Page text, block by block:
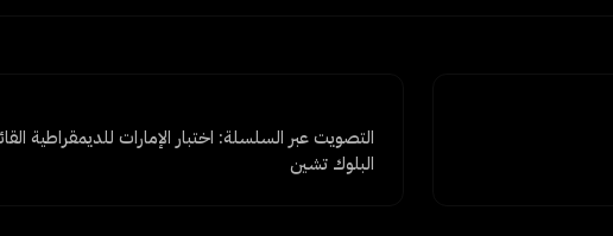
التصويت عبر السلسلة: اختبار الإمارات للديمقراطية
البلوك تشين